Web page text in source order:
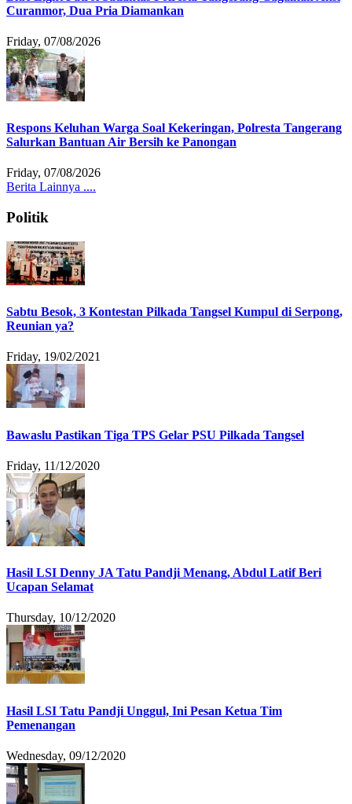
Curanmor, Dua Pria Diamankan
Friday, 07/08/2026
Respons Keluhan Warga Soal Kekeringan, Polresta Tangerang
Salurkan Bantuan Air Bersih ke Panongan
Friday, 07/08/2026
Berita Lainnya ....
Politik
Sabtu Besok, 3 Kontestan Pilkada Tangsel Kumpul di Serpong,
Reunian ya?
Friday, 19/02/2021
Bawaslu Pastikan Tiga TPS Gelar PSU Pilkada Tangsel
Friday, 11/12/2020
Hasil LSI Denny JA Tatu Pandji Menang, Abdul Latif Beri
Ucapan Selamat
Thursday, 10/12/2020
Hasil LSI Tatu Pandji Unggul, Ini Pesan Ketua Tim
Pemenangan
Wednesday, 09/12/2020